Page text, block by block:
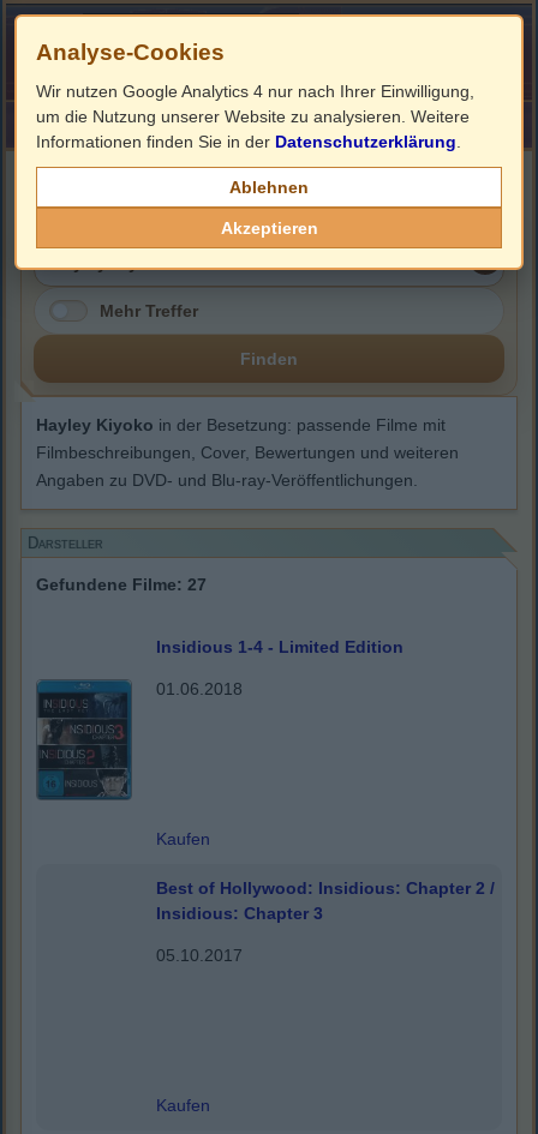
HOME ImpressumLinks
Hayley Kiyoko
Mehr Treffer
Finden
Hayley Kiyoko in der Besetzung: passende Filme mit
Filmbeschreibungen, Cover, Bewertungen und weiteren
Angaben zu DVD- und Blu-ray-Veröffentlichungen.
Darsteller
Gefundene Filme: 27
Insidious 1-4 - Limited Edition
01.06.2018
Kaufen
Best of Hollywood: Insidious: Chapter 2 /
Insidious: Chapter 3
05.10.2017
Kaufen
Analyse-Cookies
Wir nutzen Google Analytics 4 nur nach Ihrer Einwilligung,
um die Nutzung unserer Website zu analysieren. Weitere
Informationen finden Sie in der Datenschutzerklärung
Ablehnen
Akzeptieren